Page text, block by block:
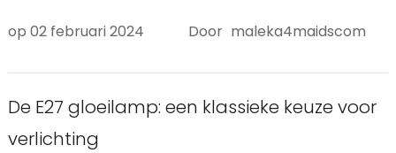
op 02 februari 2024 Door maleka4maidscom
De E27 gloeilamp: een klassieke keuze voor
verlichting